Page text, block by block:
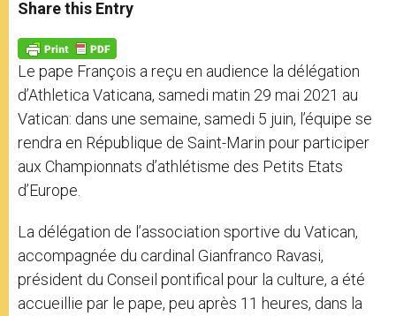
s
p
p
e
g
e
r
b
o
k
Share this Entry
Le pape François a reçu en audience la délégation
d’Athletica Vaticana, samedi matin 29 mai 2021 au
Vatican: dans une semaine, samedi 5 juin, l’équipe se
rendra en République de Saint-Marin pour participer
aux Championnats d’athlétisme des Petits Etats
d’Europe.
La délégation de l’association sportive du Vatican,
accompagnée du cardinal Gianfranco Ravasi,
président du Conseil pontifical pour la culture, a été
accueillie par le pape, peu après 11 heures, dans la